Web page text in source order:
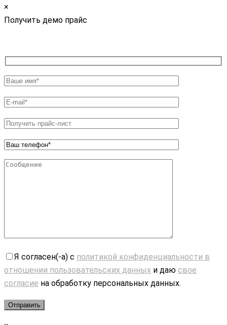
×
Получить демо прайс
Я согласен(-а) с политикой конфиденциальности в
отношении пользовательских данных и даю свое
согласие на обработку персональных данных.